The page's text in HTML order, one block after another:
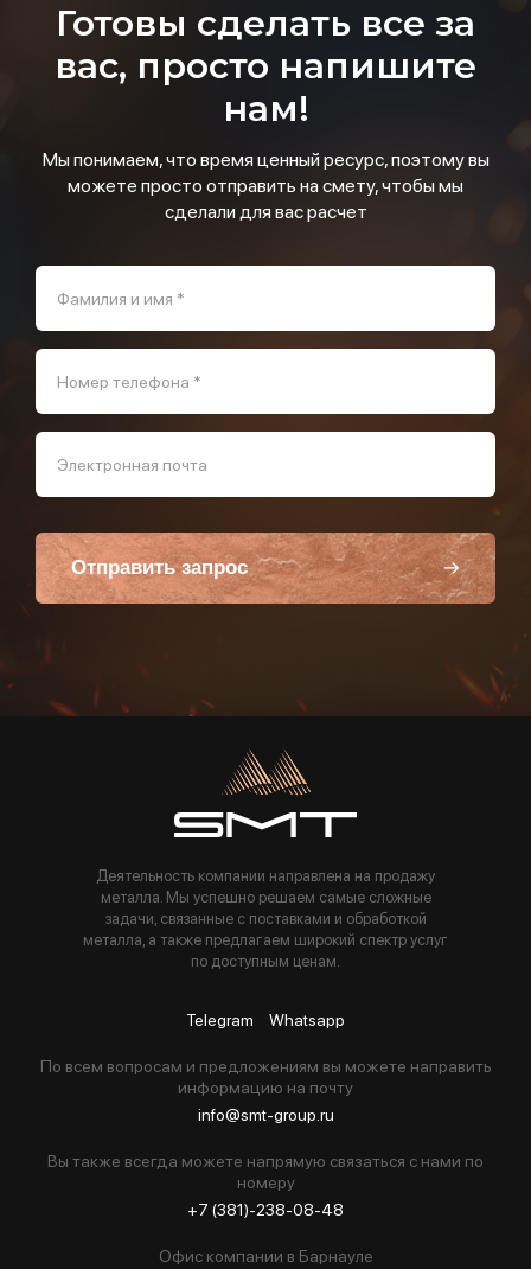
Готовы сделать все за
вас, просто напишите
нам!
Мы понимаем, что время ценный ресурс, поэтому вы
можете просто отправить на смету, чтобы мы
сделали для вас расчет
Фамилия и имя *
Номер телефона *
Электронная почта
Отправить запрос
Пользуясь данной формой вы соглашаетесь с политикой компании
Деятельность компании направлена на продажу
металла. Мы успешно решаем самые сложные
задачи, связанные с поставками и обработкой
металла, а также предлагаем широкий спектр услуг
по доступным ценам.
Telegram Whatsapp
По всем вопросам и предложениям вы можете направить
информацию на почту
info@smt-group.ru
Вы также всегда можете напрямую связаться с нами по
номеру
+7 (381)-238-08-48
Офис компании в Барнауле